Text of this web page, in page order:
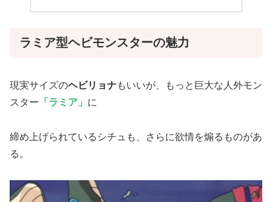
ラミア型ヘビモンスターの魅力
現実サイズのヘビリョナもいいが、もっと巨大な人外モン
スター 「ラミア」 に
締め上げられているシチュも、さらに欲情を煽るものがあ
る。